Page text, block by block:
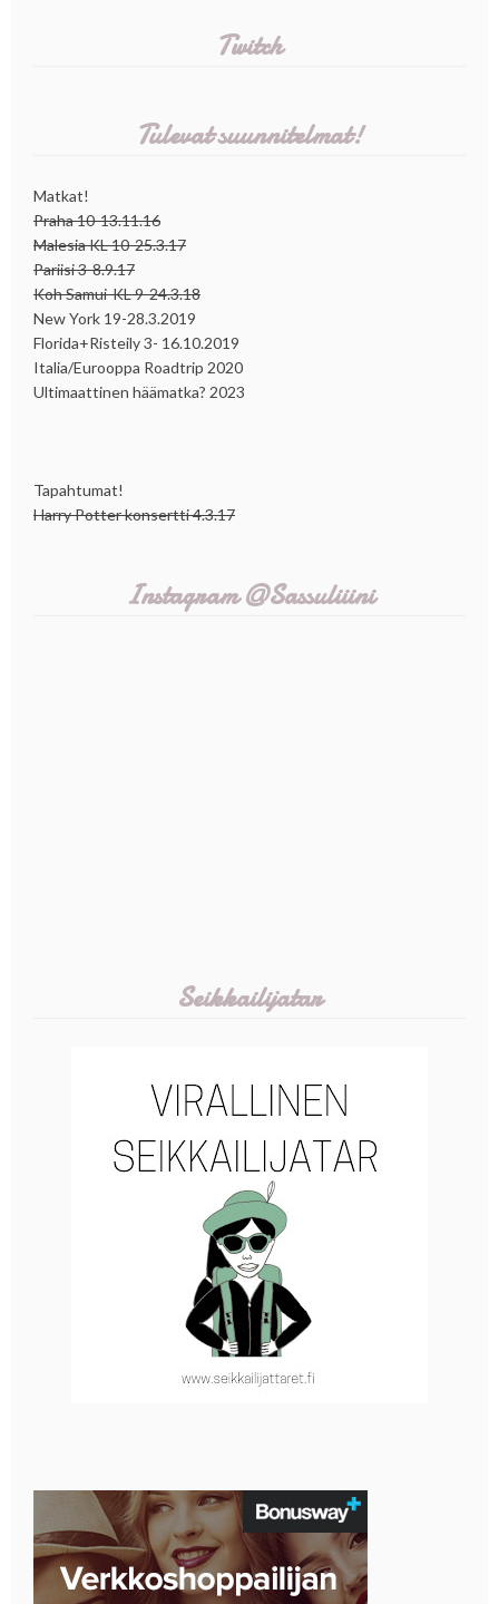
Twitch
Tulevat suunnitelmat!
Matkat!
Praha 10-13.11.16
Malesia KL 10-25.3.17
Pariisi 3-8.9.17
Koh Samui-KL 9-24.3.18
New York 19-28.3.2019
Florida+Risteily 3- 16.10.2019
Italia/Eurooppa Roadtrip 2020
Ultimaattinen häämatka? 2023
Tapahtumat!
Harry Potter konsertti 4.3.17
Instagram @Sassuliiini
Seikkailijatar